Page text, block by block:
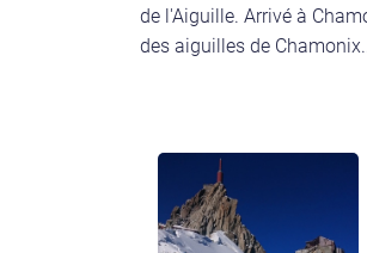
de l'Aiguille. Arrivé à
des aiguilles de